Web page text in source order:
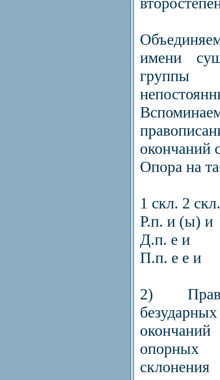
имени
группы
окончаний
Опора на
1 скл. 2
Р.п. и (ы) и
Д.п. е и
П.п. е е и
2)
опорных